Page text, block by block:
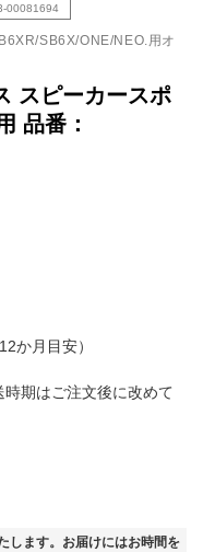
00081694
SB6X/ONE/NEO.用オ
スピーカースポ
品番：
か月目安）
期はご注文後に改めて
します。お届けにはお時間を